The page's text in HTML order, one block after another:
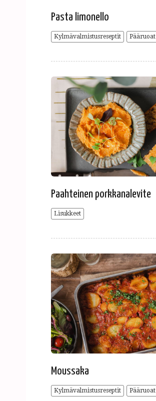
Pasta limonello
Kylmävalmistusreseptit Pääruoat
Paahteinen porkkanalevite
Lisukkeet
Moussaka
Kylmävalmistusreseptit Pääruoat